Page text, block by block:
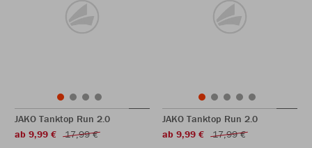
JAKO Tanktop Run 2.0
ab 9,99 €
17,99 €
JAKO Tanktop Run 2.0
ab 9,99 €
17,99 €